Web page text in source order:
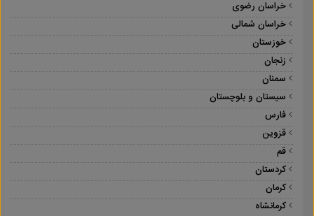
خراسان رضوی
خراسان شمالی
خوزستان
زنجان
سمنان
سیستان و بلوچستان
فارس
قزوین
قم
کردستان
کرمان
کرمانشاه